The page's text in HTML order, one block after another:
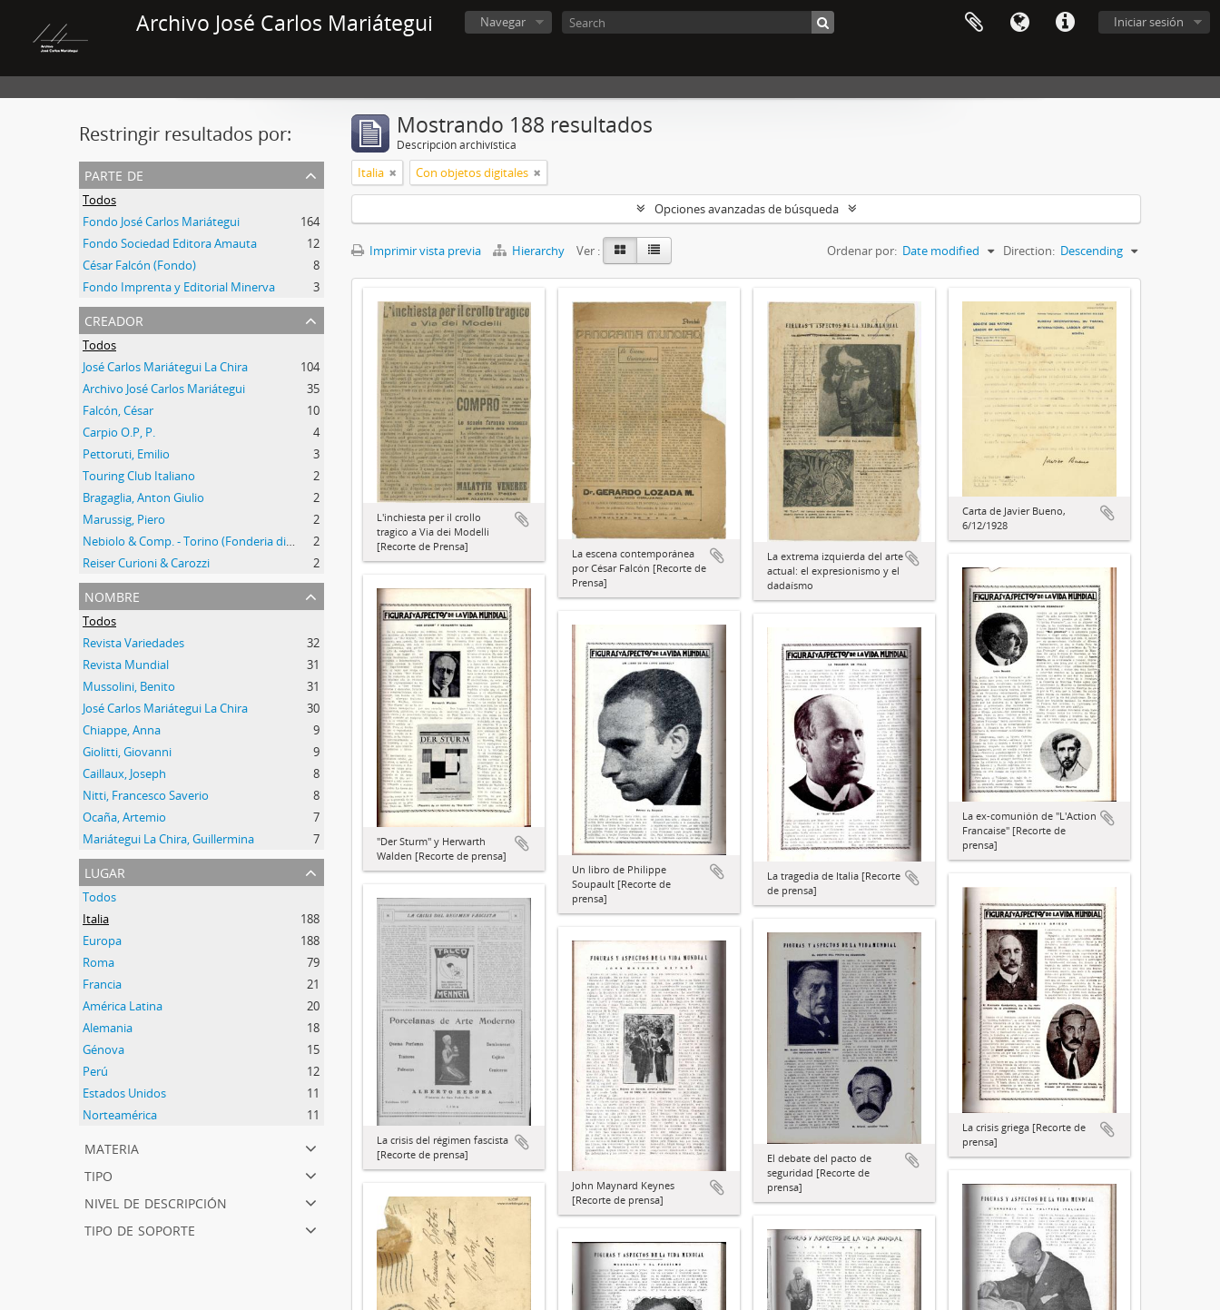
Archivo José Carlos Mariátegui Iniciar sesión
Navegar
Restringir resultados por:
parte de
Todos
Fondo José Carlos Mariátegui
164
Fondo Sociedad Editora Amauta
12
César Falcón (Fondo)
8
Fondo Imprenta y Editorial Minerva
3
creador
Todos
José Carlos Mariátegui La Chira
104
Archivo José Carlos Mariátegui
35
Falcón, César
10
Carpio O.P, P.
4
Pettoruti, Emilio
3
Touring Club Italiano
2
Bragaglia, Anton Giulio
2
Marussig, Piero
2
Nebiolo & Comp. - Torino (Fonderia di Caratteri e Fabbrica di Macchine)
2
Reiser Curioni & Carozzi
2
nombre
Todos
Revista Variedades
32
Revista Mundial
31
Mussolini, Benito
31
José Carlos Mariátegui La Chira
30
Chiappe, Anna
9
Giolitti, Giovanni
9
Caillaux, Joseph
8
Nitti, Francesco Saverio
8
Ocaña, Artemio
7
Mariátegui La Chira, Guillermina
7
lugar
Todos
Italia
188
Europa
188
Roma
79
Francia
21
América Latina
20
Alemania
18
Génova
15
Perú
12
Estados Unidos
11
Norteamérica
11
materia
tipo
nivel de descripción
tipo de soporte
Mostrando 188 resultados
Descripción archivística
Italia Con objetos digitales
Opciones avanzadas de búsqueda
Imprimir vista previa Hierarchy Ver : Ordenar por: Date modified Direction: Descending
L'inchiesta per il crollo
tragico a Via dei Modelli
[Recorte de Prensa]
La escena contemporánea
por César Falcón [Recorte de
Prensa]
La extrema izquierda del arte
actual: el expresionismo y el
dadaísmo
Carta de Javier Bueno,
6/12/1928
La ex-comunión de "L'Action
Francaise" [Recorte de
prensa]
"Der Sturm" y Herwarth
Walden [Recorte de prensa]
Un libro de Philippe
Soupault [Recorte de
prensa]
La tragedia de Italia [Recorte
de prensa]
La crisis griega [Recorte de
prensa]
La crisis del régimen fascista
[Recorte de prensa]
El debate del pacto de
seguridad [Recorte de
prensa]
John Maynard Keynes
[Recorte de prensa]